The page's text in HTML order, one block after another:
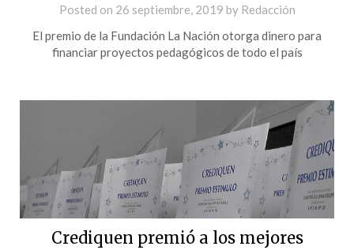
Posted on 26 septiembre, 2019 by Redacción
El premio de la Fundación La Nación otorga dinero para
financiar proyectos pedagógicos de todo el país
Crediquen premió a los mejores